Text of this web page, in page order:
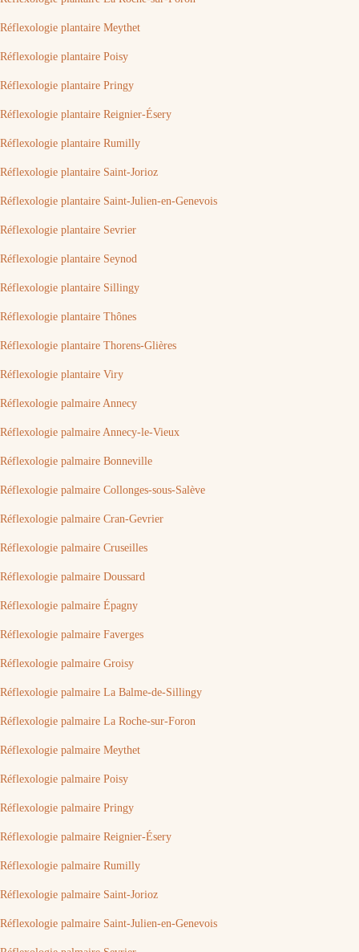
Réflexologie plantaire Meythet
Réflexologie plantaire Poisy
Réflexologie plantaire Pringy
Réflexologie plantaire Reignier-Ésery
Réflexologie plantaire Rumilly
Réflexologie plantaire Saint-Jorioz
Réflexologie plantaire Saint-Julien-en-Genevois
Réflexologie plantaire Sevrier
Réflexologie plantaire Seynod
Réflexologie plantaire Sillingy
Réflexologie plantaire Thônes
Réflexologie plantaire Thorens-Glières
Réflexologie plantaire Viry
Réflexologie palmaire Annecy
Réflexologie palmaire Annecy-le-Vieux
Réflexologie palmaire Bonneville
Réflexologie palmaire Collonges-sous-Salève
Réflexologie palmaire Cran-Gevrier
Réflexologie palmaire Cruseilles
Réflexologie palmaire Doussard
Réflexologie palmaire Épagny
Réflexologie palmaire Faverges
Réflexologie palmaire Groisy
Réflexologie palmaire La Balme-de-Sillingy
Réflexologie palmaire La Roche-sur-Foron
Réflexologie palmaire Meythet
Réflexologie palmaire Poisy
Réflexologie palmaire Pringy
Réflexologie palmaire Reignier-Ésery
Réflexologie palmaire Rumilly
Réflexologie palmaire Saint-Jorioz
Réflexologie palmaire Saint-Julien-en-Genevois